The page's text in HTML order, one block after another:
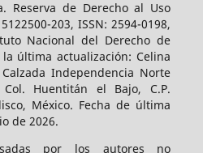
Reserva de Derecho al Uso
203, ISSN: 2594-0198,
Nacional del Derecho de
última actualización: Celina
Independencia Norte
Col. Huentitán el Bajo, C.P.
México. Fecha de última
de 2026.
por los autores no